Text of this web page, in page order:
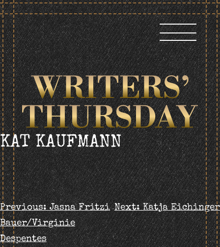
Skip
to
content
KAT KAUFMANN
BEITRAGS-
NAVIGATION
Previous: Jasna Fritzi
Bauer/Virginie
Despentes
Next: Katja Eichinger